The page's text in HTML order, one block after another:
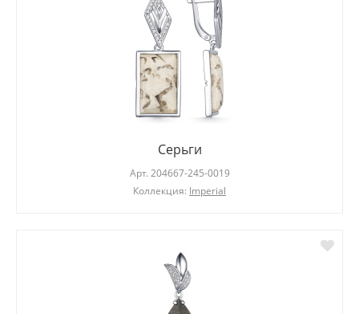
Серьги
Арт. 204667-245-0019
Коллекция: Imperial